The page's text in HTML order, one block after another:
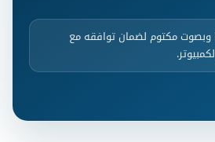
وبصوت مكتوم لضمان توافقه مع